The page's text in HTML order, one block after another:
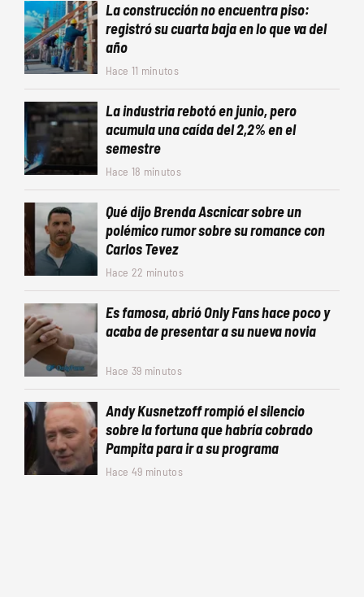
La construcción no encuentra piso:
registró su cuarta baja en lo que va del
año
Hace 11 minutos
La industria rebotó en junio, pero
acumula una caída del 2,2% en el
semestre
Hace 18 minutos
Qué dijo Brenda Ascnicar sobre un
polémico rumor sobre su romance con
Carlos Tevez
Hace 22 minutos
Es famosa, abrió Only Fans hace poco y
acaba de presentar a su nueva novia
Hace 39 minutos
Andy Kusnetzoff rompió el silencio
sobre la fortuna que habría cobrado
Pampita para ir a su programa
Hace 49 minutos